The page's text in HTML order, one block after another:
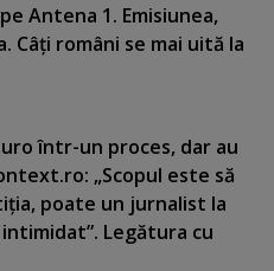
Antena 1. Emisiunea,
Câţi români se mai uită la
într-un proces, dar au
„Scopul este să
poate un jurnalist la
Legătura cu